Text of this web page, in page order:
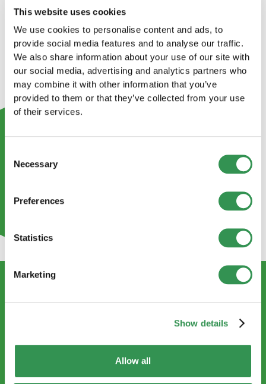
This website uses cookies
We use cookies to personalise content and ads, to
provide social media features and to analyse our traffic.
We also share information about your use of our site with
our social media, advertising and analytics partners who
may combine it with other information that you’ve
provided to them or that they’ve collected from your use
of their services.
Selection
Necessary
Preferences
Statistics
Marketing
Show details
Allow all
CONTACTEZ-NOUS
info.ro@startups.ch
+41 22 735 96 66